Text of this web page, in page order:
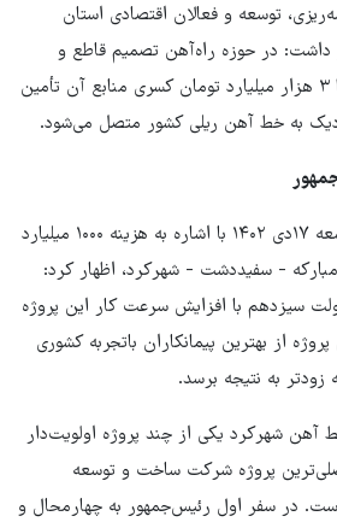
توسعه و فعالان اقتصادی استان
داشت: در حوزه راه‌آهن تصمیم قاطع و
اثرگذاری گرفته شد و تقریبا ۳ هزار میلیارد تومان کسری منابع آن تأمین
به خط آهن ریلی کشور متصل می‌شود.
معاون شرکت ساخت و توسعه ۱۷دی ۱۴۰۲ با اشاره به هزینه ۱۰۰۰ میلیارد
- سفیددشت - شهرکرد، اظهار کرد:
سیزدهم با افزایش سرعت کار این پروژه
از بهترین پیمانکاران باتجربه کشوری
زودتر به نتیجه برسد.
شهرکرد یکی از چند پروژه اولویت‌دار
پروژه شرکت ساخت و توسعه
در سفر اول رئیس‌جمهور به چهارمحال و